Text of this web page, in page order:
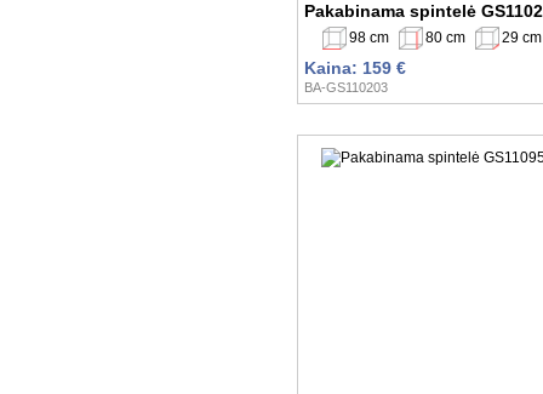
Pakabinama spintelė
98 cm 80 cm 29 cm
Kaina: 159 €
BA-GS110203